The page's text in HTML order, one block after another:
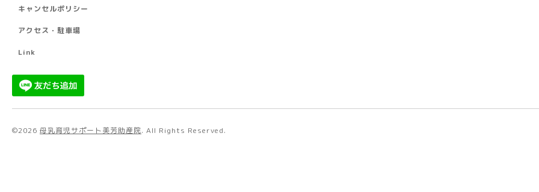
キャンセルポリシー
アクセス・駐車場
Link
©2026 母乳育児サポート美芳助産院. All Rights Reserved.